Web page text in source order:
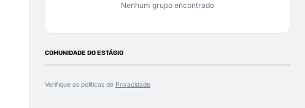
Nenhum grupo encontrado
COMUNIDADE DO ESTÁGIO
Verifique as políticas de Privacidade